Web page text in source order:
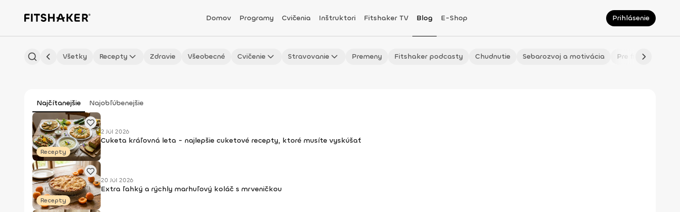
Domov Programy Cvičenia Inštruktori Fitshaker TV Blog E-Shop Prihlásenie
Všetky Recepty Zdravie Všeobecné Cvičenie Stravovanie Premeny Fitshaker podcasty Chudnutie Sebarozvoj a motivácia Pre fitmaminky
Najčítanejšie Najobľúbenejšie
Recepty
2 Júl 2026
Cuketa kráľovná leta - najlepšie cuketové recepty, ktoré musíte vyskúšať
Recepty
20 Júl 2026
Extra ľahký a rýchly marhuľový koláč s mrveničkou